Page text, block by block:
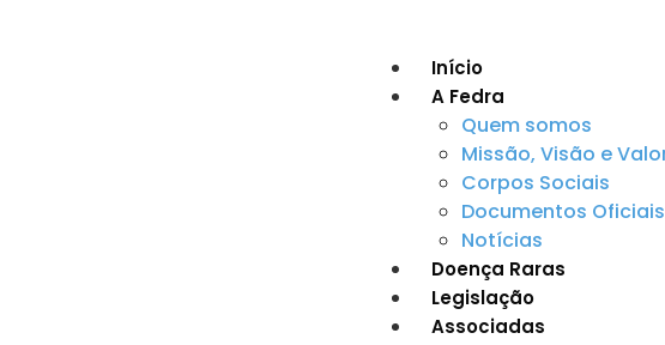
Início
A Fedra
Quem somos
Missão, Visão e
Corpos Sociais
Documentos Oficiais
Notícias
Doença Raras
Legislação
Associadas